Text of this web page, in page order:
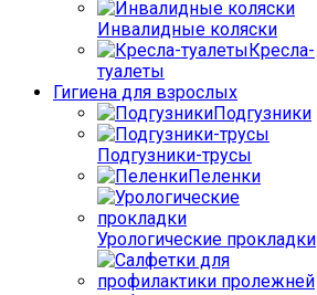
Инвалидные коляски
Кресла-
туалеты
Гигиена для взрослых
Подгузники
Подгузники-трусы
Пеленки
Урологические прокладки